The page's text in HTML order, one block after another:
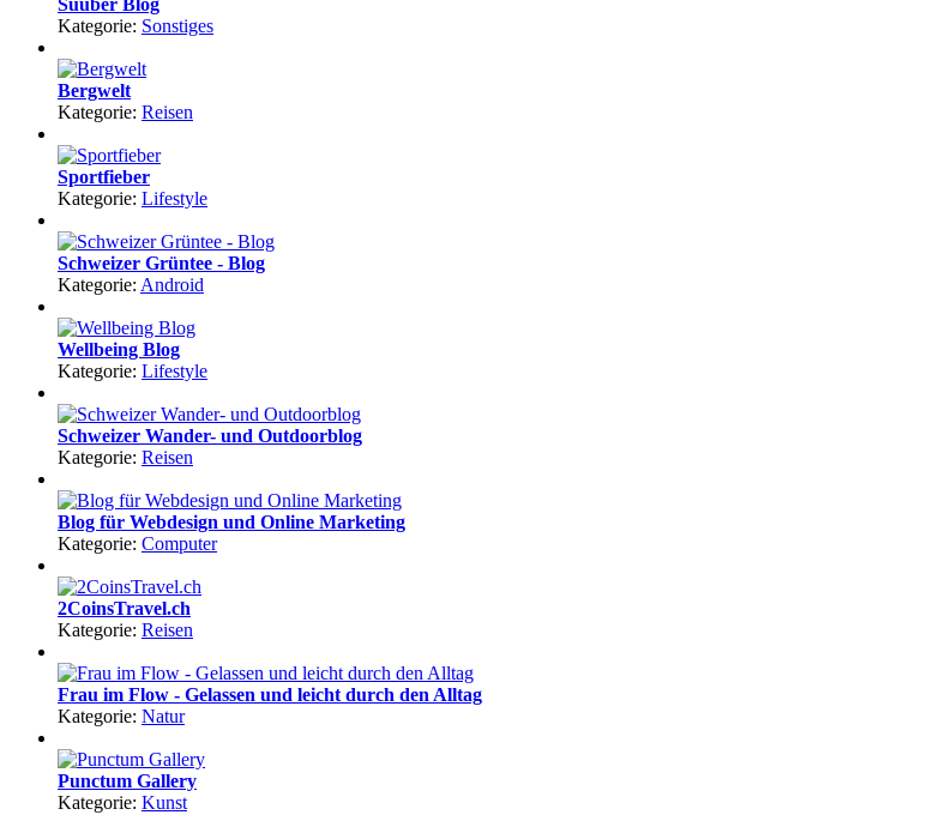
Suuber Blog
Kategorie: Sonstiges
Bergwelt
Kategorie: Reisen
Sportfieber
Kategorie: Lifestyle
Schweizer Grüntee - Blog
Kategorie: Android
Wellbeing Blog
Kategorie: Lifestyle
Schweizer Wander- und Outdoorblog
Kategorie: Reisen
Blog für Webdesign und Online Marketing
Kategorie: Computer
2CoinsTravel.ch
Kategorie: Reisen
Frau im Flow - Gelassen und leicht durch den Alltag
Kategorie: Natur
Punctum Gallery
Kategorie: Kunst